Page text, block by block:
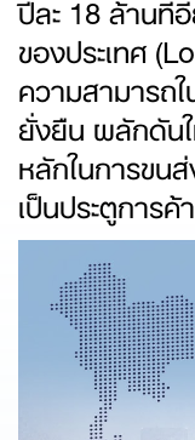
ของประเทศ
ความสามารถ
ยั่งยืน ผลักดัน
หลักในการขน
เป็นประตูการค้